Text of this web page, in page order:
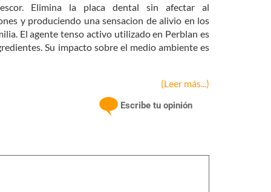
Elimina la placa dental sin afectar al
y produciendo una sensacion de alivio en los
El agente tenso activo utilizado en Perblan es
Su impacto sobre el medio ambiente es
(Leer más...)
Escribe tu opinión